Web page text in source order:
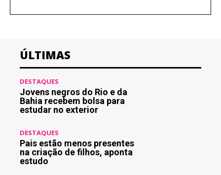
ÚLTIMAS
DESTAQUES
Jovens negros do Rio e da
Bahia recebem bolsa para
estudar no exterior
DESTAQUES
Pais estão menos presentes
na criação de filhos, aponta
estudo